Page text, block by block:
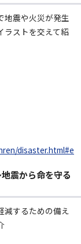
地震や火災が発生
ラストを交えて紹
disaster.html#e
震から命を守る
減するための備え